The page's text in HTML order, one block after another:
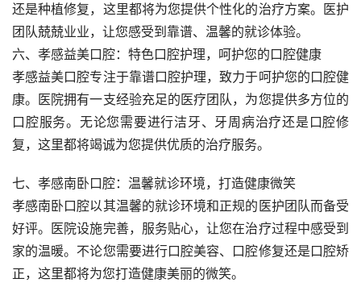
还是种植修复，这里都将为您提供个性化的治疗方案。医护
团队兢兢业业，让您感受到靠谱、温馨的就诊体验。
六、孝感益美口腔：特色口腔护理，呵护您的口腔健康
孝感益美口腔专注于靠谱口腔护理，致力于呵护您的口腔健
康。医院拥有一支经验充足的医疗团队，为您提供多方位的
口腔服务。无论您需要进行洁牙、牙周病治疗还是口腔修
复，这里都将竭诚为您提供优质的治疗服务。
七、孝感南卧口腔：温馨就诊环境，打造健康微笑
孝感南卧口腔以其温馨的就诊环境和正规的医护团队而备受
好评。医院设施完善，服务贴心，让您在治疗过程中感受到
家的温暖。不论您需要进行口腔美容、口腔修复还是口腔矫
正，这里都将为您打造健康美丽的微笑。